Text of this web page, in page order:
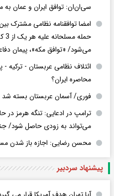
سی‌ان‌ان: توافق ایران و عمان
امضا توافقنامه نظامی مشترک
می‌شود/ «توافق مکه»، پیمان
ائتلاف نظامی عربستان -
محاصره ایران؟
فوری/ آسمان عربستان بسته شد
ترامپ در ادعایی: تنگه هرمز در
می‌تواند به‌ زودی حاصل شود/
محسن رضایی: اجازه باز شدن
پیشنهاد سردبیر